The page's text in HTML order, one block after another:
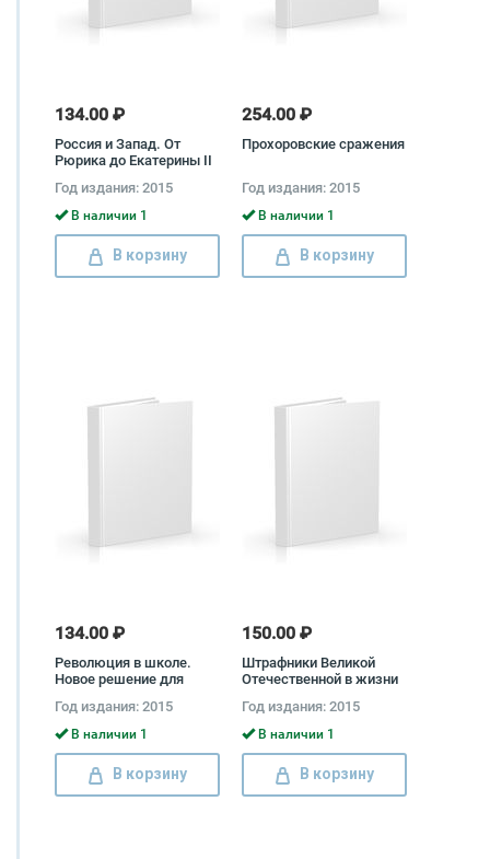
134.00 ₽
Россия и Запад. От
Рюрика до Екатерины II
Год издания: 2015
В наличии 1
В корзину
254.00 ₽
Прохоровские сражения
Год издания: 2015
В наличии 1
В корзину
134.00 ₽
Революция в школе.
Новое решение для
образования Рон Пол
Год издания: 2015
В наличии 1
В корзину
150.00 ₽
Штрафники Великой
Отечественной в жизни
Год издания: 2015
В наличии 1
В корзину